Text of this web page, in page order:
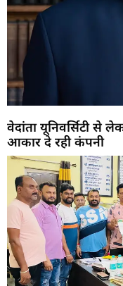
वेदांता यूनिवर्सिटी से
आकार दे रही कंपनी